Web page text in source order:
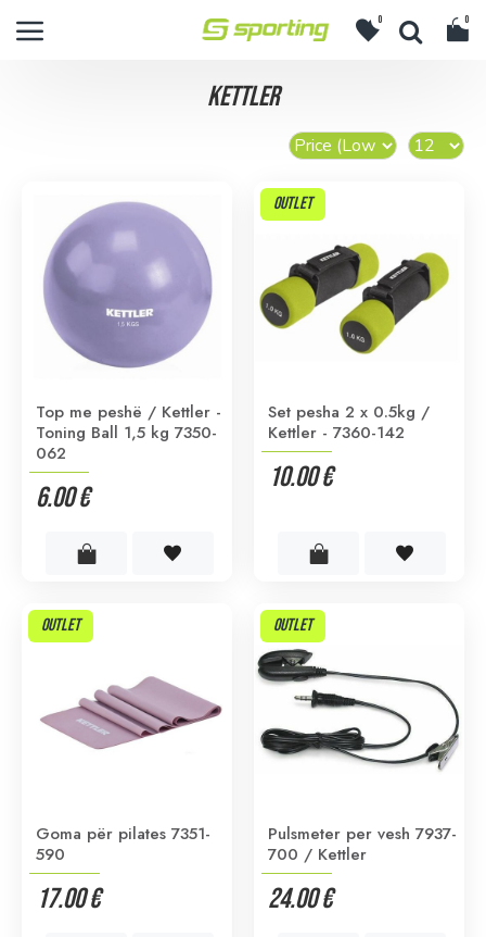
0 0
KETTLER
Top me peshë / Kettler -
Toning Ball 1,5 kg 7350-
062
6.00 €
OUTLET
Set pesha 2 x 0.5kg /
Kettler - 7360-142
10.00 €
OUTLET
Goma për pilates 7351-
590
17.00 €
OUTLET
Pulsmeter per vesh 7937-
700 / Kettler
24.00 €